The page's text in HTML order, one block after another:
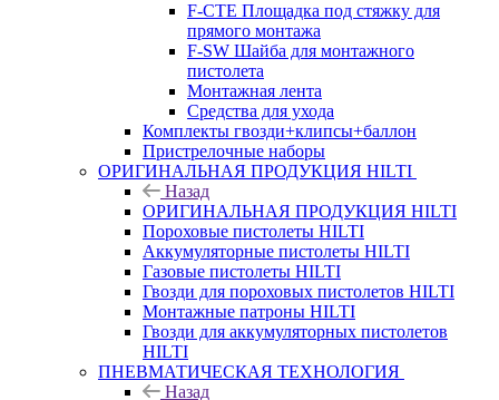
F-CTE Площадка под стяжку для
прямого монтажа
F-SW Шайба для монтажного
пистолета
Монтажная лента
Средства для ухода
Комплекты гвозди+клипсы+баллон
Пристрелочные наборы
ОРИГИНАЛЬНАЯ ПРОДУКЦИЯ HILTI
Назад
ОРИГИНАЛЬНАЯ ПРОДУКЦИЯ HILTI
Пороховые пистолеты HILTI
Аккумуляторные пистолеты HILTI
Газовые пистолеты HILTI
Гвозди для пороховых пистолетов HILTI
Монтажные патроны HILTI
Гвозди для аккумуляторных пистолетов
HILTI
ПНЕВМАТИЧЕСКАЯ ТЕХНОЛОГИЯ
Назад